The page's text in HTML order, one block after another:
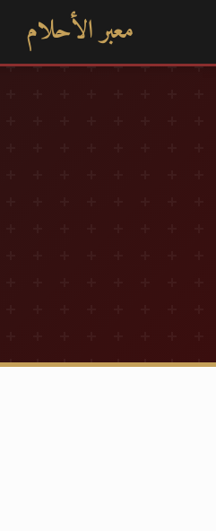
معبر الأحلام